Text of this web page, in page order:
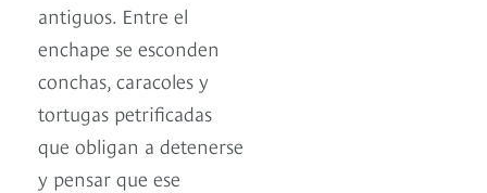
antiguos. Entre el
enchape se esconden
conchas, caracoles y
tortugas petrificadas
que obligan a detenerse
y pensar que ese